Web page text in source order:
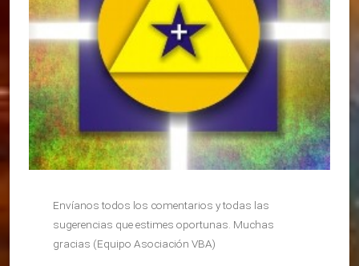
Envíanos todos los comentarios y todas las
sugerencias que estimes oportunas. Muchas
gracias (Equipo Asociación VBA)